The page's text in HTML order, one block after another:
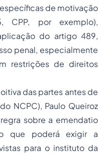
de motivação
CPP, por exemplo),
do artigo 489,
penal, especialmente
restrições de direitos
das partes antes de
NCPC), Paulo Queiroz
sobre a emendatio
que poderá exigir a
para o instituto da